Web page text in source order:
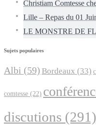
Christiam Comtesse
Lille – Repas du 01
LE MONSTRE DE
Sujets populaires
Albi (59) Bordeaux (33)
comtesse (22)
discutions (291)